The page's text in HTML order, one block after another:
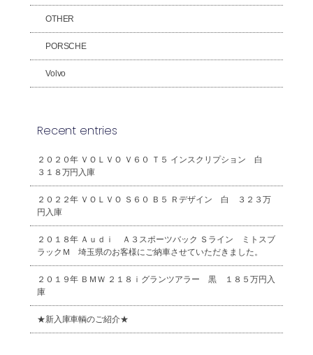
OTHER
PORSCHE
Volvo
Recent entries
２０２０年 ＶＯＬＶＯ Ｖ６０ Ｔ５ インスクリプション 白
３１８万円入庫
２０２２年 ＶＯＬＶＯ Ｓ６０ Ｂ５ Ｒデザイン 白 ３２３万
円入庫
２０１８年 Ａｕｄｉ Ａ３スポーツバック Ｓライン ミトスブ
ラックＭ 埼玉県のお客様にご納車させていただきました。
２０１９年 ＢＭＷ ２１８ｉグランツアラー 黒 １８５万円入
庫
★新入庫車輌のご紹介★